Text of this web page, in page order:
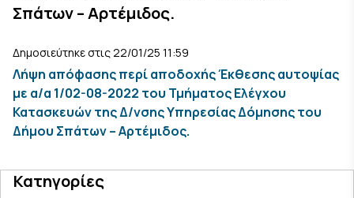
Σπάτων – Αρτέμιδος.
Δημοσιεύτηκε στις 22/01/25 11:59
Λήψη απόφασης περί αποδοχής Έκθεσης αυτοψίας
με α/α 1/02-08-2022 του Τμήματος Ελέγχου
Κατασκευών της Δ/νσης Υπηρεσίας Δόμησης του
Δήμου Σπάτων – Αρτέμιδος.
Κατηγορίες